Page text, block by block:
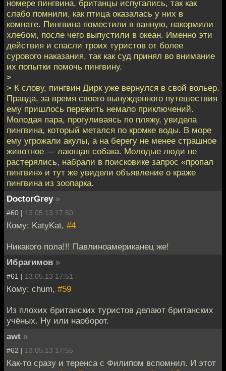
номере пингвина, британцы испугались, так как
слабо помнили, как птица оказалась у них в
комнате. Пингвина поместили в ванную, накормили
хлебом, после чего выпустили в океан. Именно эти
действия и спасли троих туристов от более
сурового наказания, так как суд принял во внимание
их попытки помочь пингвину.
>
> К слову, пингвин Дирк уже вернулся в свой вольер.
Правда, за время своего вынужденного путешествия
ему пришлось пережить немало приключений.
Молодая пара, прогуливаясь по пляжу, увидела
пингвина, который метался по кромке воды. В море
ему угрожали акулы, а на берегу не менее страшное
животное — лающая собака. Молодые люди не
растерялись, набрали в поисковике запрос «пропал
пингвин» и тут же увидели объявление о краже
пингвина из зоопарка.
DoctorGrey »
#60 | 13.05.13 17:50
Кому: KatyKat, #4
Никакого пола!!! Павлиноамериканец же!
Ибрагимов »
#61 | 13.05.13 17:51
Кому: chum, #59
Из плохих британских туристов делают британских
учёных. Ну или наоборот.
awt »
#62 | 13.05.13 17:55
Как-то сразу и теренса с Филипом вспомнил. И этот